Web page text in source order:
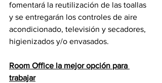
fomentará la reutilización de las toallas
y se entregarán los controles de aire
acondicionado, televisión y secadores,
higienizados y/o envasados.
Room Office la mejor opción para
trabajar